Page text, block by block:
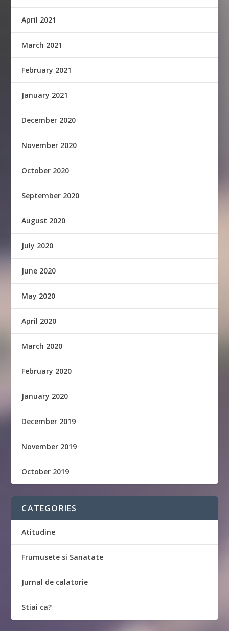
April 2021
March 2021
February 2021
January 2021
December 2020
November 2020
October 2020
September 2020
August 2020
July 2020
June 2020
May 2020
April 2020
March 2020
February 2020
January 2020
December 2019
November 2019
October 2019
CATEGORIES
Atitudine
Frumusete si Sanatate
Jurnal de calatorie
Stiai ca?